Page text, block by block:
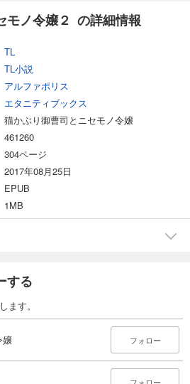
モノ令嬢２ の詳細情報
TL
TL小説
アルファポリス
エタニティブックス
猫かぶり御曹司とニセモノ令嬢
461260
304ページ
2017年08月25日
EPUB
1MB
する
ます。
嬢 フォロー